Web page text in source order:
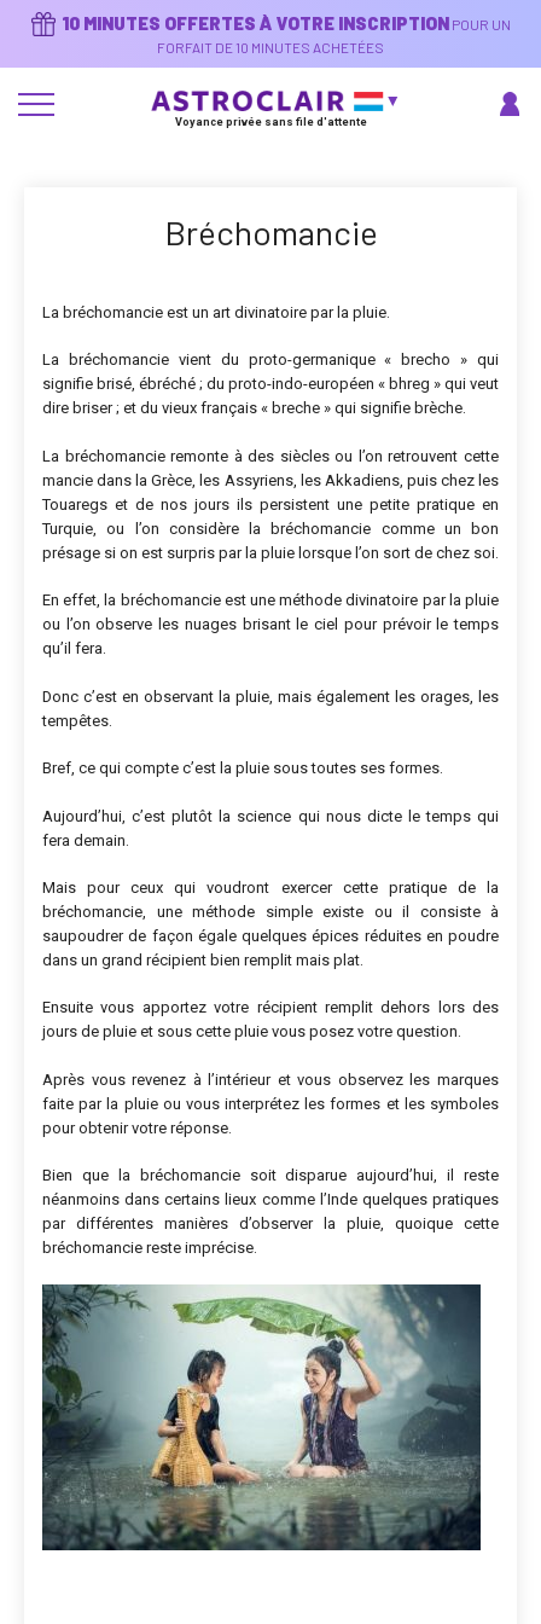
10 MINUTES OFFERTES À VOTRE INSCRIPTION POUR UN
FORFAIT DE 10 MINUTES ACHETÉES
Voyance privée sans file d'attente
Bréchomancie
La bréchomancie est un art divinatoire par la pluie.
La bréchomancie vient du proto-germanique « brecho » qui
signifie brisé, ébréché ; du proto-indo-européen « bhreg » qui veut
dire briser ; et du vieux français « breche » qui signifie brèche.
La bréchomancie remonte à des siècles ou l’on retrouvent cette
mancie dans la Grèce, les Assyriens, les Akkadiens, puis chez les
Touaregs et de nos jours ils persistent une petite pratique en
Turquie, ou l’on considère la bréchomancie comme un bon
présage si on est surpris par la pluie lorsque l’on sort de chez soi.
En effet, la bréchomancie est une méthode divinatoire par la pluie
ou l’on observe les nuages brisant le ciel pour prévoir le temps
qu’il fera.
Donc c’est en observant la pluie, mais également les orages, les
tempêtes.
Bref, ce qui compte c’est la pluie sous toutes ses formes.
Aujourd’hui, c’est plutôt la science qui nous dicte le temps qui
fera demain.
Mais pour ceux qui voudront exercer cette pratique de la
bréchomancie, une méthode simple existe ou il consiste à
saupoudrer de façon égale quelques épices réduites en poudre
dans un grand récipient bien remplit mais plat.
Ensuite vous apportez votre récipient remplit dehors lors des
jours de pluie et sous cette pluie vous posez votre question.
Après vous revenez à l’intérieur et vous observez les marques
faite par la pluie ou vous interprétez les formes et les symboles
pour obtenir votre réponse.
Bien que la bréchomancie soit disparue aujourd’hui, il reste
néanmoins dans certains lieux comme l’Inde quelques pratiques
par différentes manières d’observer la pluie, quoique cette
bréchomancie reste imprécise.